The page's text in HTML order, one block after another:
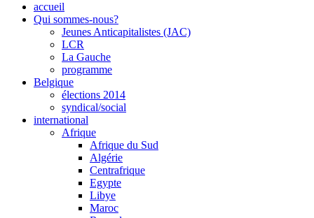
accueil
Qui sommes-nous?
Jeunes Anticapitalistes (JAC)
LCR
La Gauche
programme
Belgique
élections 2014
syndical/social
international
Afrique
Afrique du Sud
Algérie
Centrafrique
Egypte
Libye
Maroc